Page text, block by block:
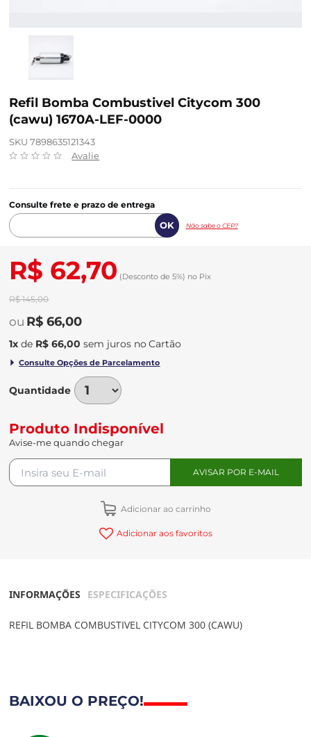
Refil Bomba Combustivel Citycom 300
(cawu) 1670A-LEF-0000
SKU 7898635121343
Avalie
Consulte frete e prazo de entrega
Não sabe o CEP?
R$ 62,70 (Desconto de 5%) no Pix
R$ 145,00
R$ 66,00
1x de R$ 66,00 sem juros no
Quantidade
Produto Indisponível
Avise-me quando chegar
Adicionar ao carrinho
Adicionar aos favoritos
INFORMAÇÕES ESPECIFICAÇÕES
REFIL BOMBA COMBUSTIVEL CITYCOM 300 (CAWU)
BAIXOU O PREÇO!